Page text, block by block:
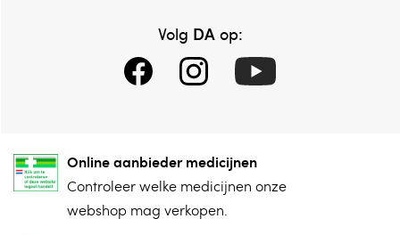
Volg DAop:
Online aanbieder medicijnen
⁠Controleer welke medicijnen onze
webshop mag verkopen.